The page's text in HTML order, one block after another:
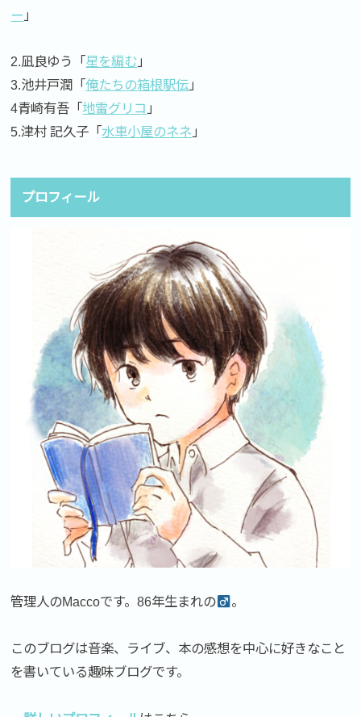
ー 」
2.凪良ゆう「 星を編む 」
3.池井戸潤「俺たちの箱根駅伝 」
4青崎有吾「地雷グリコ 」
5.津村 記久子「水車小屋のネネ 」
プロフィール
管理人のMaccoです。86年生まれの 。
このブログは音楽、ライブ、本の感想を中心に好きなこと
を書いている趣味ブログです。